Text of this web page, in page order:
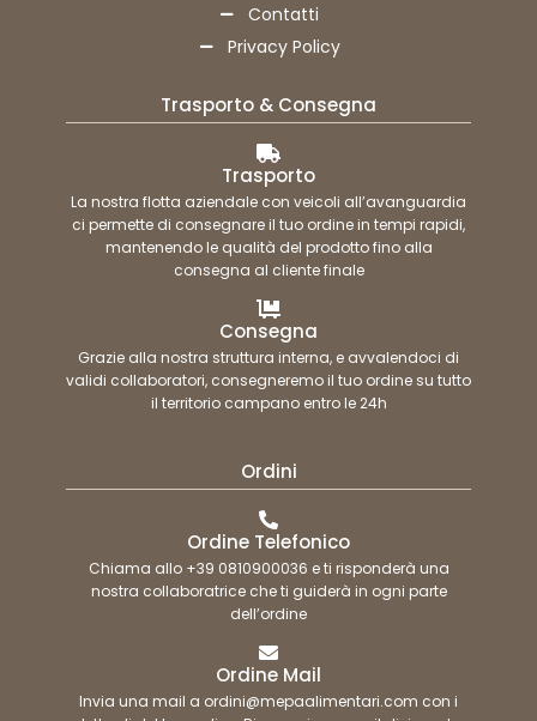
Contatti
Privacy Policy
Trasporto & Consegna
Trasporto
La nostra flotta aziendale con veicoli all’avanguardia
ci permette di consegnare il tuo ordine in tempi rapidi,
mantenendo le qualità del prodotto fino alla
consegna al cliente finale
Consegna
Grazie alla nostra struttura interna, e avvalendoci di
validi collaboratori, consegneremo il tuo ordine su tutto
il territorio campano entro le 24h
Ordini
Ordine Telefonico
Chiama allo +39 0810900036 e ti risponderà una
nostra collaboratrice che ti guiderà in ogni parte
dell’ordine
Ordine Mail
Invia una mail a ordini@mepaalimentari.com con i